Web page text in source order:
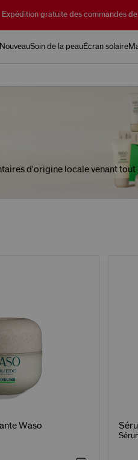
Expédition gratuite des commandes
Soin de la peauÉcran solaire
d'origine locale venant
Waso